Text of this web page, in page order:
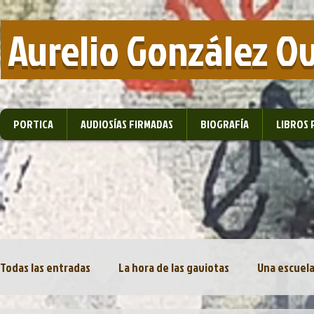
Aurelio González
PORTICA AUDIOSÍAS FIRMADAS BIOGRAFÍA LIBROS
Todas las entradas La hora de las gaviotas Una